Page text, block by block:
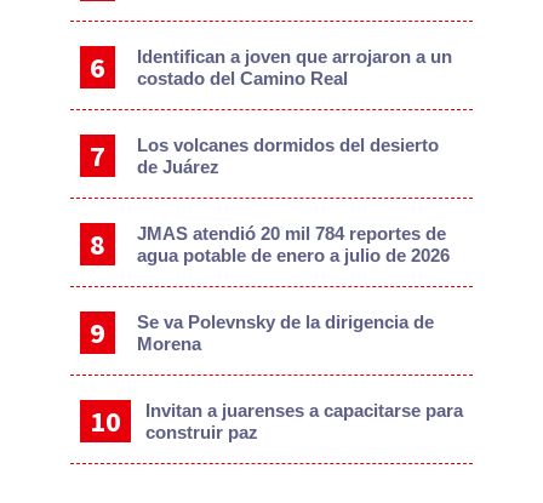
Identifican a joven que arrojaron a un
costado del Camino Real
Los volcanes dormidos del desierto
de Juárez
JMAS atendió 20 mil 784 reportes de
agua potable de enero a julio de 2026
Se va Polevnsky de la dirigencia de
Morena
Invitan a juarenses a capacitarse para
construir paz